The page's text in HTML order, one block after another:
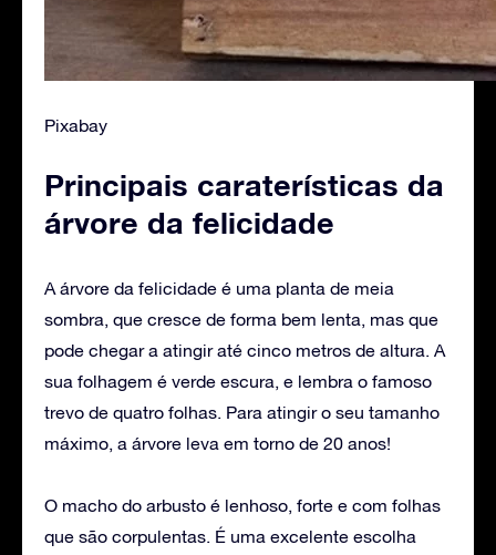
Pixabay
Principais caraterísticas da
árvore da felicidade
‌A árvore da felicidade é uma planta de meia
sombra, que cresce de forma bem lenta, mas que
pode chegar a atingir até cinco metros de altura. A
sua folhagem é verde escura, e lembra o famoso
trevo de quatro folhas. Para atingir o seu tamanho
máximo, a árvore leva em torno de 20 anos!
O macho do arbusto é lenhoso, forte e com folhas
que são corpulentas. É uma excelente escolha